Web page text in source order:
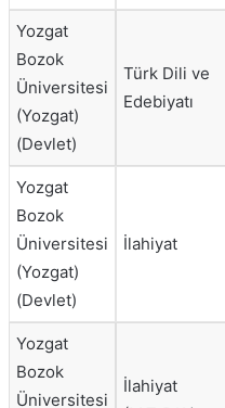
Yozgat
Bozok
Üniversitesi
(Yozgat)
(Devlet)
Türk Dili ve
Edebiyatı
Yozgat
Bozok
Üniversitesi
(Yozgat)
(Devlet)
İlahiyat
Yozgat
Bozok
Üniversitesi
İlahiyat